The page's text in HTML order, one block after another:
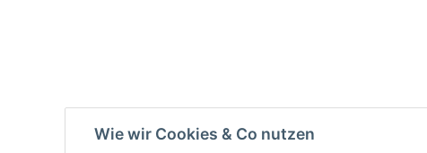
Wie wir Cookies & Co nutzen